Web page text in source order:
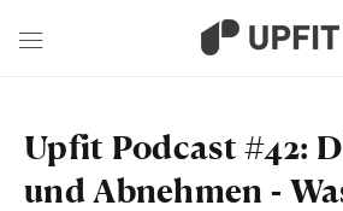
Upfit Podcast #42:
und Abnehmen -